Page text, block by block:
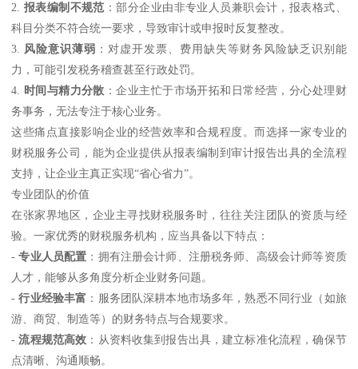
2. 报表编制不规范 ：部分企业由非专业人员兼职会计，报表格式、
科目分类不符合统一要求，导致审计或申报时反复整改。
3. 风险意识薄弱 ：对虚开发票、费用缺失等财务风险缺乏识别能
力，可能引发税务稽查甚至行政处罚。
4. 时间与精力分散 ：企业主忙于市场开拓和日常经营，分心处理财
务事务，无法专注于核心业务。
这些痛点直接影响企业的经营效率和合规程度。而选择一家专业的
财税服务公司，能为企业提供从报表编制到审计报告出具的全流程
支持，让企业主真正实现“省心省力”。
专业团队的价值
在张家界地区，企业主寻找财税服务时，往往关注团队的资质与经
验。一家优秀的财税服务机构，应当具备以下特点：
-专业人员配置 ：拥有注册会计师、注册税务师、高级会计师等资质
人才，能够从多角度分析企业财务问题。
-行业经验丰富 ：服务团队深耕本地市场多年，熟悉不同行业（如旅
游、商贸、制造等）的财务特点与合规要求。
-流程规范高效 ：从资料收集到报告出具，建立标准化流程，确保节
点清晰、沟通顺畅。